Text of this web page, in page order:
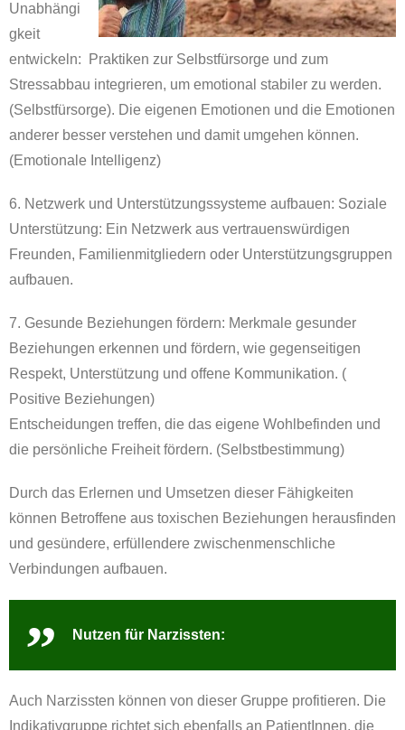
Unabhängi
gkeit
entwickeln: Praktiken zur Selbstfürsorge und zum
Stressabbau integrieren, um emotional stabiler zu werden.
(Selbstfürsorge). Die eigenen Emotionen und die Emotionen
anderer besser verstehen und damit umgehen können.
(Emotionale Intelligenz)
6. Netzwerk und Unterstützungssysteme aufbauen: Soziale
Unterstützung: Ein Netzwerk aus vertrauenswürdigen
Freunden, Familienmitgliedern oder Unterstützungsgruppen
aufbauen.
7. Gesunde Beziehungen fördern: Merkmale gesunder
Beziehungen erkennen und fördern, wie gegenseitigen
Respekt, Unterstützung und offene Kommunikation. (
Positive Beziehungen)
Entscheidungen treffen, die das eigene Wohlbefinden und
die persönliche Freiheit fördern. (Selbstbestimmung)
Durch das Erlernen und Umsetzen dieser Fähigkeiten
können Betroffene aus toxischen Beziehungen herausfinden
und gesündere, erfüllendere zwischenmenschliche
Verbindungen aufbauen.
Nutzen für Narzissten:
Auch Narzissten können von dieser Gruppe profitieren. Die
Indikativgruppe richtet sich ebenfalls an PatientInnen, die